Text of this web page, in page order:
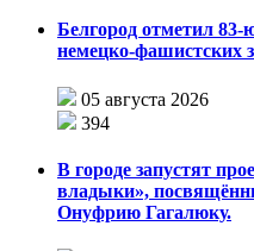
Белгород отметил
немецко-фашистских
05 августа 2026
394
В городе запустят
владыки»,
Онуфрию Гагалюку.